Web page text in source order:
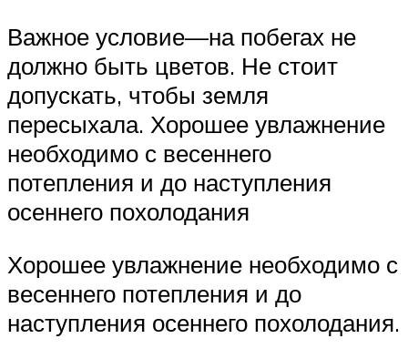
Важное условие—на побегах не
должно быть цветов. Не стоит
допускать, чтобы земля
пересыхала. Хорошее увлажнение
необходимо с весеннего
потепления и до наступления
осеннего похолодания
Хорошее увлажнение необходимо с
весеннего потепления и до
наступления осеннего похолодания.